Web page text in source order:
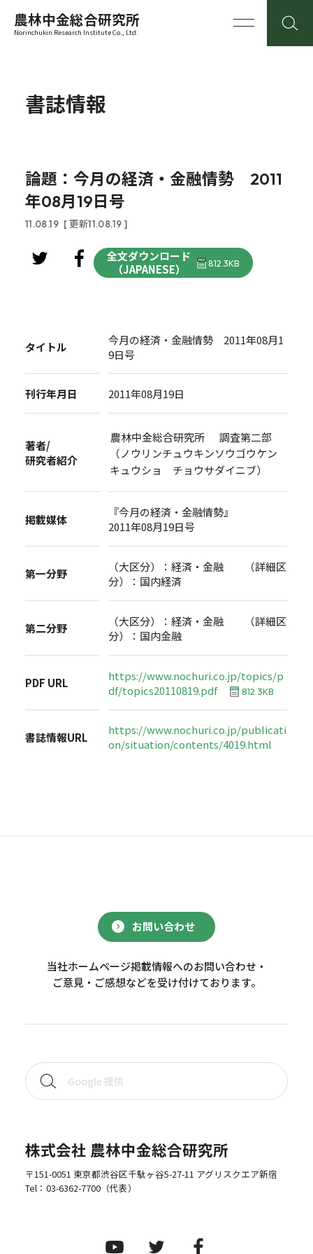
農林中金総合研究所
Norinchukin Research Institute Co., Ltd.
書誌情報
論題：今月の経済・金融情勢 2011
年08月19日号
11.08.19 [ 更新11.08.19 ]
全文ダウンロード
（JAPANESE）
812.3KB
タイトル
今月の経済・金融情勢 2011年08月1
9日号
刊行年月日 2011年08月19日
著者/
研究者紹介
農林中金総合研究所 調査第二部
（ノウリンチュウキンソウゴウケン
キュウショ チョウサダイニブ）
掲載媒体
『今月の経済・金融情勢』
2011年08月19日号
第一分野
（大区分）：経済・金融 （詳細区
分）：国内経済
第二分野
（大区分）：経済・金融 （詳細区
分）：国内金融
PDF URL
https://www.nochuri.co.jp/topics/p
df/topics20110819.pdf
812.3KB
書誌情報URL
https://www.nochuri.co.jp/publicati
on/situation/contents/4019.html
お問い合わせ
当社ホームページ掲載情報へのお問い合わせ・
ご意見・ご感想などを受け付けております。
株式会社 農林中金総合研究所
〒151-0051 東京都渋谷区千駄ヶ谷5-27-11 アグリスクエア新宿
Tel： 03-6362-7700（代表）